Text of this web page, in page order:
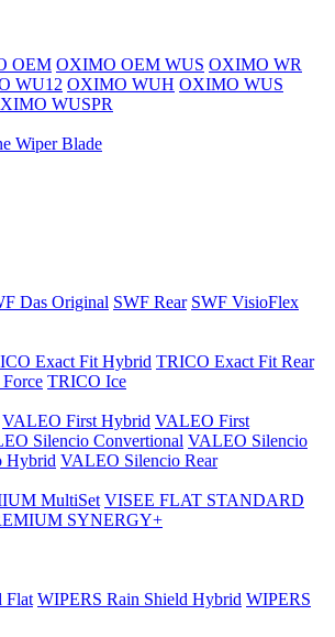
OEM OXIMO OEM WUS OXIMO WR
WU12 OXIMO WUH OXIMO WUS
WUSPR
Wiper Blade
Das Original SWF Rear SWF VisioFlex
Exact Fit Hybrid TRICO Exact Fit Rear
TRICO Ice
VALEO First Hybrid VALEO First
Silencio Convertional VALEO Silencio
Hybrid VALEO Silencio Rear
MultiSet VISEE FLAT STANDARD
SYNERGY+
Flat WIPERS Rain Shield Hybrid WIPERS